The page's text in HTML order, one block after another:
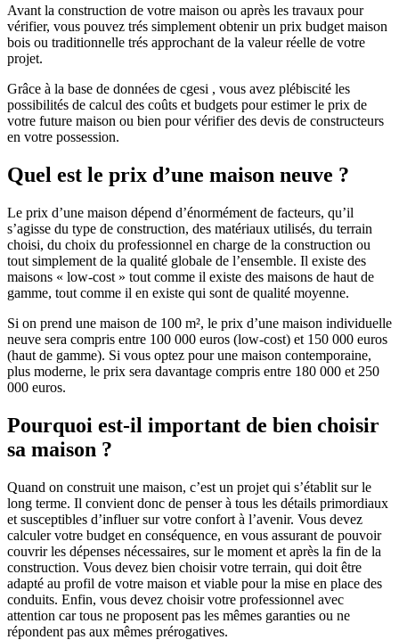
Avant la construction de votre maison ou après les travaux pour
vérifier, vous pouvez trés simplement obtenir un prix budget maison
bois ou traditionnelle trés approchant de la valeur réelle de votre
projet.
Grâce à la base de données de cgesi , vous avez plébiscité les
possibilités de calcul des coûts et budgets pour estimer le prix de
votre future maison ou bien pour vérifier des devis de constructeurs
en votre possession.
Quel est le prix d’une maison neuve ?
Le prix d’une maison dépend d’énormément de facteurs, qu’il
s’agisse du type de construction, des matériaux utilisés, du terrain
choisi, du choix du professionnel en charge de la construction ou
tout simplement de la qualité globale de l’ensemble. Il existe des
maisons « low-cost » tout comme il existe des maisons de haut de
gamme, tout comme il en existe qui sont de qualité moyenne.
Si on prend une maison de 100 m², le prix d’une maison individuelle
neuve sera compris entre 100 000 euros (low-cost) et 150 000 euros
(haut de gamme). Si vous optez pour une maison contemporaine,
plus moderne, le prix sera davantage compris entre 180 000 et 250
000 euros.
Pourquoi est-il important de bien choisir
sa maison ?
Quand on construit une maison, c’est un projet qui s’établit sur le
long terme. Il convient donc de penser à tous les détails primordiaux
et susceptibles d’influer sur votre confort à l’avenir. Vous devez
calculer votre budget en conséquence, en vous assurant de pouvoir
couvrir les dépenses nécessaires, sur le moment et après la fin de la
construction. Vous devez bien choisir votre terrain, qui doit être
adapté au profil de votre maison et viable pour la mise en place des
conduits. Enfin, vous devez choisir votre professionnel avec
attention car tous ne proposent pas les mêmes garanties ou ne
répondent pas aux mêmes prérogatives.